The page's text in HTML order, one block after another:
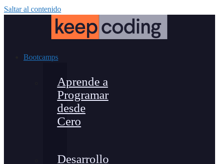
Saltar al contenido
Bootcamps
Aprende a
Programar
desde
Cero
Desarrollo